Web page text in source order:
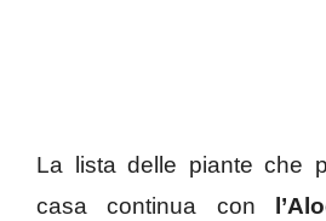
La lista delle piante che
casa continua con